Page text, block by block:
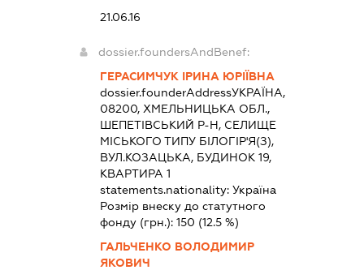
21.06.16
dossier.foundersAndBenef:
ГЕРАСИМЧУК ІРИНА ЮРІЇВНА
dossier.founderAddressУКРАЇНА,
08200, ХМЕЛЬНИЦЬКА ОБЛ.,
ШЕПЕТІВСЬКИЙ Р-Н, СЕЛИЩЕ
МІСЬКОГО ТИПУ БІЛОГІР'Я(З),
ВУЛ.КОЗАЦЬКА, БУДИНОК 19,
КВАРТИРА 1
statements.nationality:Україна
Розмір внеску до статутного
фонду (грн.):150 (12.5 %)
ГАЛЬЧЕНКО ВОЛОДИМИР
ЯКОВИЧ